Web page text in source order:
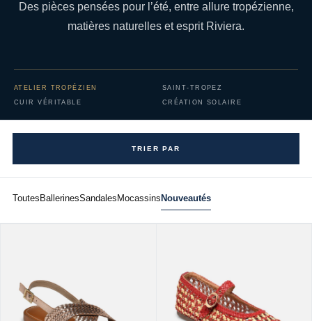
Des pièces pensées pour l’été, entre allure tropézienne,
matières naturelles et esprit Riviera.
ATELIER TROPÉZIEN SAINT-TROPEZ
CUIR VÉRITABLE CRÉATION SOLAIRE
TRIER PAR
Toutes BallerinesSandales Mocassins Nouveautés